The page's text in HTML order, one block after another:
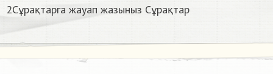
2Сұрақтарга жауап жазыныз Сұрақтар​